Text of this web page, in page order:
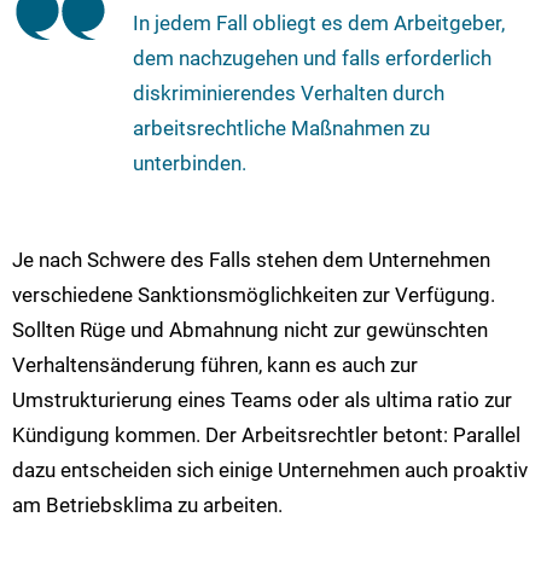
In jedem Fall obliegt es dem Arbeitgeber,
dem nachzugehen und falls erforderlich
diskriminierendes Verhalten durch
arbeitsrechtliche Maßnahmen zu
unterbinden.
Je nach Schwere des Falls stehen dem Unternehmen
verschiedene Sanktionsmöglichkeiten zur Verfügung.
Sollten Rüge und Abmahnung nicht zur gewünschten
Verhaltensänderung führen, kann es auch zur
Umstrukturierung eines Teams oder als ultima ratio zur
Kündigung kommen. Der Arbeitsrechtler betont: Parallel
dazu entscheiden sich einige Unternehmen auch proaktiv
am Betriebsklima zu arbeiten.